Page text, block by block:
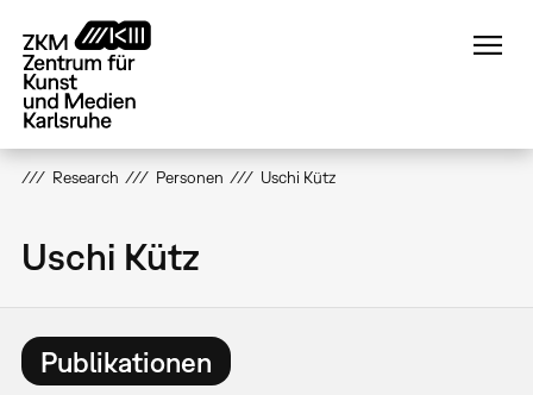
zum
Inhalt
Research Personen Uschi Kütz
Uschi Kütz
Publikationen